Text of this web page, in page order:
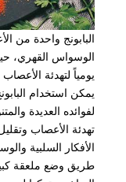
البابونج واحدة من
الوسواس القهري،
يومياً لتهدئة
يمكن استخدام
لفوائده العديدة
تهدئة الأعصاب
الأفكار السلبية
طريق وضع ملعقة